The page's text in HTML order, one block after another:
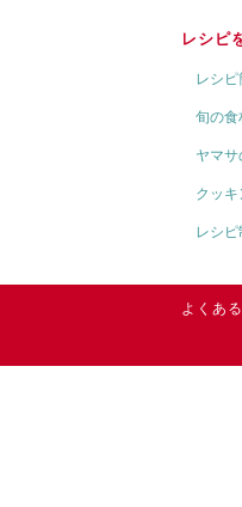
レシピ
レシ
旬の食
ヤマ
クッ
レシ
よくあ